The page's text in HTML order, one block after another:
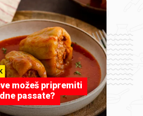
možeš pripremiti
passate?